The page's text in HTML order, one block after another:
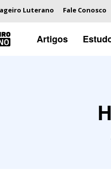
Luterano Fale Conosco
Artigos